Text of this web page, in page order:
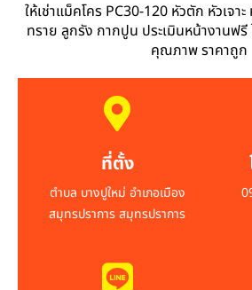
ให้เช่าแม็คโคร PC30-120 หัวตัก หัวเจ
ทราย ลูกรัง กากปูน ประเมินหน้างานฟรี
คุณภาพ ราคาถูก
ที่ตั้ง
ตำบล บางปูใหม่ อำเภอเมือง
สมุทรปราการ สมุทรปราการ